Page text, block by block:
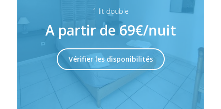
1 lit double
A partir de 69€/nuit
Vérifier les disponibilités